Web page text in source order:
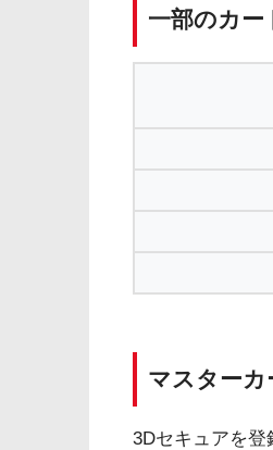
一部のカー
マスターカ
3Dセキュアを登